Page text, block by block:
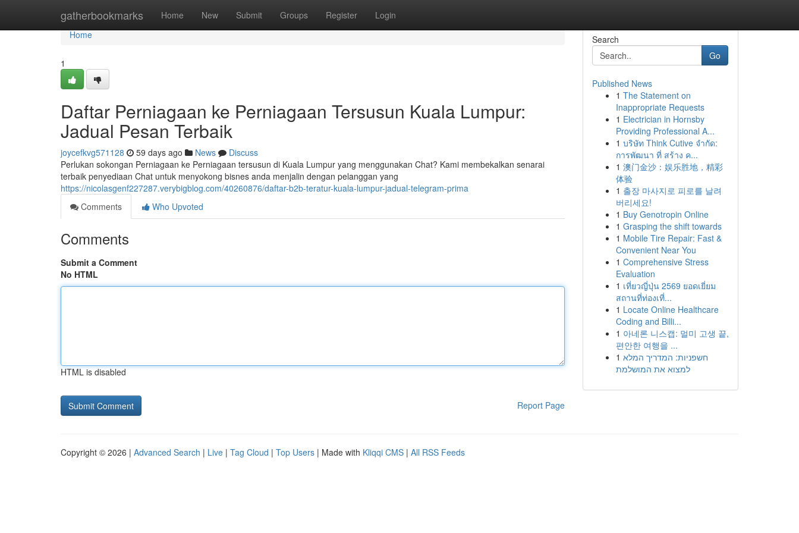
gatherbookmarks Home New Submit Groups Register Login
Home
Home
1
Daftar Perniagaan ke Perniagaan Tersusun Kuala Lumpur:
Jadual Pesan Terbaik
joycefkvg571128 59 days ago News
Discuss
Perlukan sokongan Perniagaan ke Perniagaan tersusun di Kuala Lumpur yang menggunakan Chat? Kami membekalkan senarai
terbaik penyediaan Chat untuk menyokong bisnes anda menjalin dengan pelanggan yang
https://nicolasgenf227287.verybigblog.com/40260876/daftar-b2b-teratur-kuala-lumpur-jadual-telegram-prima
Comments
Who Upvoted
Comments
Submit a Comment
No HTML
HTML is disabled
Report Page
Search
Go
Published News
1 The Statement on
Inappropriate Requests
1 Electrician in Hornsby
Providing Professional A...
1 บริษัท Think Cutive จำกัด:
การพัฒนา ที่ สร้าง ค...
1 澳门金沙：娱乐胜地，精彩
体验
1 출장 마사지로 피로를 날려
버리세요!
1 Buy Genotropin Online
1 Grasping the shift towards
1 Mobile Tire Repair: Fast &
Convenient Near You
1 Comprehensive Stress
Evaluation
1 เที่ยวญี่ปุ่น 2569 ยอดเยี่ยม
สถานที่ท่องเที่...
1 Locate Online Healthcare
Coding and Billi...
1 아네론 니스캡: 멀미 고생 끝,
편안한 여행을 ...
1 חשפניות: המדריך המלא
למצוא את המושלמת
Copyright © 2026 | Advanced Search | Live | Tag Cloud | Top Users | Made with Kliqqi CMS | All RSS Feeds